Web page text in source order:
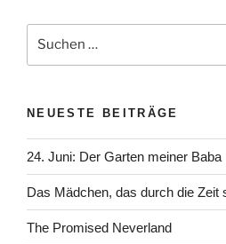
nach:
NEUESTE BEITRÄGE
24. Juni: Der Garten meiner Baba
Das Mädchen, das durch die Zeit
The Promised Neverland